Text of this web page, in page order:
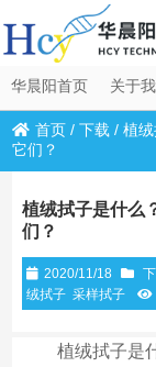
华晨阳首页 关于
首页 /下载 /植
它们？
植绒拭子是什么
们？
2020/11/18
绒拭子 采样拭子
植绒拭子是